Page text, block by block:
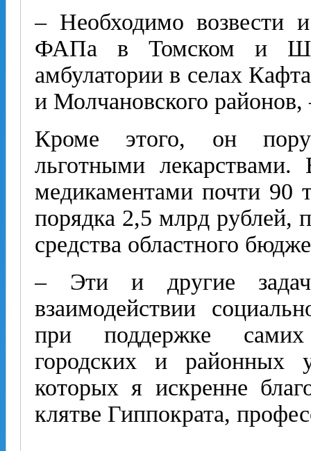
– Необходимо возвести
ФАПа в Томском и
амбулатории в селах
и Молчановского
Кроме этого, он
льготными
медикаментами почти 90
порядка 2,5 млрд рублей,
средства областного
– Эти и другие
взаимодействии
при поддержке самих
городских и районных
которых я искренне
клятве Гиппократа,